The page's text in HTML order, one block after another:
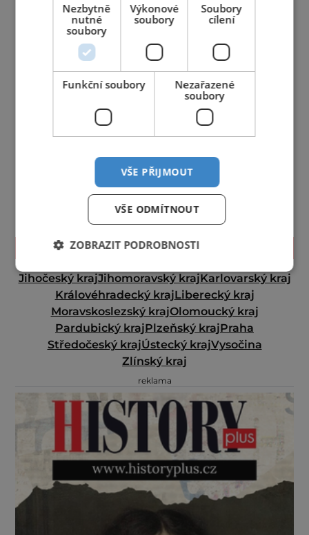
TIPY NA CESTY
Jihočeský krajJihomoravský krajKarlovarský kraj
Královéhradecký krajLiberecký kraj
Moravskoslezský krajOlomoucký kraj
Pardubický krajPlzeňský krajPraha
Středočeský krajÚstecký krajVysočina
Zlínský kraj
reklama
Nezbytně
nutné
soubory
Výkonové
soubory
Soubory
cílení
Funkční soubory
Nezařazené
soubory
VŠE PŘIJMOUT
VŠE ODMÍTNOUT
ZOBRAZIT PODROBNOSTI